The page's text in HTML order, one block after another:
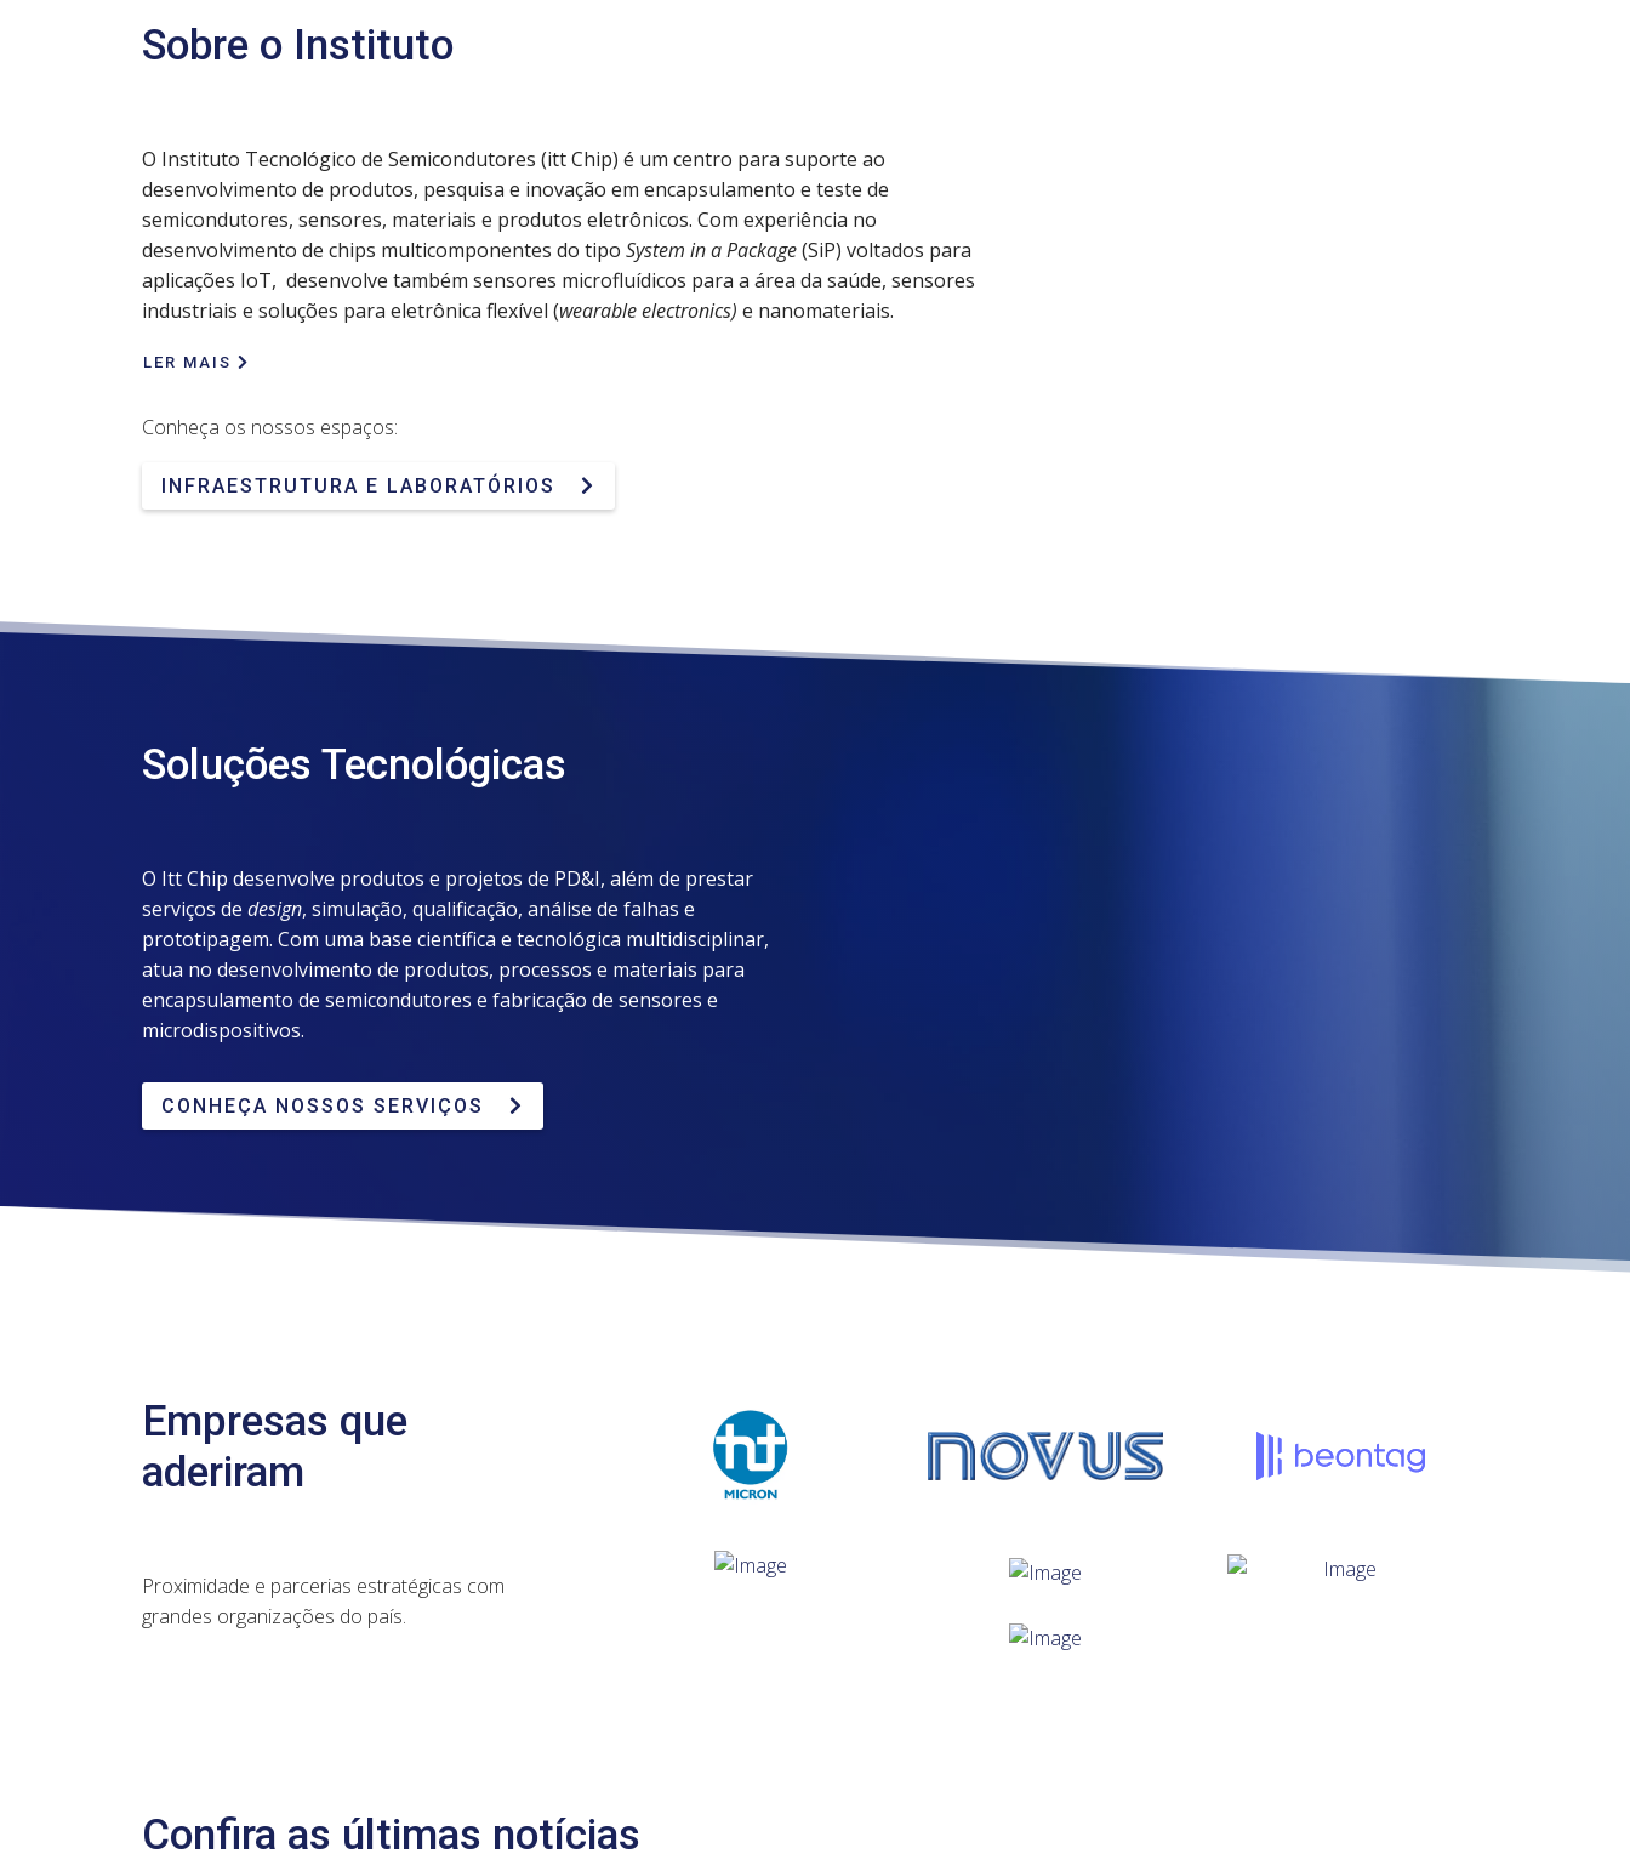
Sobre o Instituto
O Instituto Tecnológico de Semicondutores (itt Chip) é um centro para suporte ao
desenvolvimento de produtos, pesquisa e inovação em encapsulamento e teste de
semicondutores, sensores, materiais e produtos eletrônicos. Com experiência no
desenvolvimento de chips multicomponentes do tipo System in a Package(SiP) voltados para
aplicações IoT, desenvolve também sensores microfluídicos para a área da saúde, sensores
industriais e soluções para eletrônica flexível (wearable electronics) e nanomateriais.
LER MAIS
Conheça os nossos espaços:
INFRAESTRUTURA E LABORATÓRIOS
Soluções Tecnológicas
O Itt Chip desenvolve produtos e projetos de PD&I, além de prestar
serviços de design, simulação, qualificação, análise de falhas e
prototipagem. Com uma base científica e tecnológica multidisciplinar,
atua no desenvolvimento de produtos, processos e materiais para
encapsulamento de semicondutores e fabricação de sensores e
microdispositivos.
CONHEÇA NOSSOS SERVIÇOS
Empresas que
aderiram
Proximidade e parcerias estratégicas com
grandes organizações do país.
Confira as últimas notícias